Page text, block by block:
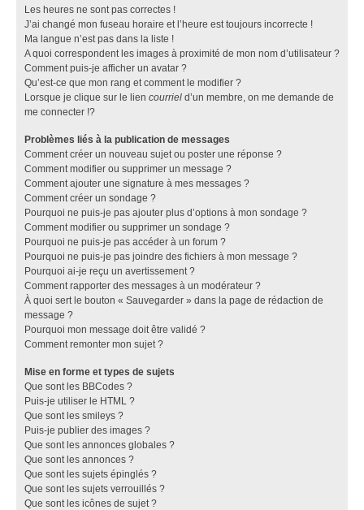
Les heures ne sont pas correctes !
J’ai changé mon fuseau horaire et l’heure est toujours incorrecte !
Ma langue n’est pas dans la liste !
A quoi correspondent les images à proximité de mon nom d’utilisateur ?
Comment puis-je afficher un avatar ?
Qu’est-ce que mon rang et comment le modifier ?
Lorsque je clique sur le lien courriel d’un membre, on me demande de
me connecter !?
Problèmes liés à la publication de messages
Comment créer un nouveau sujet ou poster une réponse ?
Comment modifier ou supprimer un message ?
Comment ajouter une signature à mes messages ?
Comment créer un sondage ?
Pourquoi ne puis-je pas ajouter plus d’options à mon sondage ?
Comment modifier ou supprimer un sondage ?
Pourquoi ne puis-je pas accéder à un forum ?
Pourquoi ne puis-je pas joindre des fichiers à mon message ?
Pourquoi ai-je reçu un avertissement ?
Comment rapporter des messages à un modérateur ?
À quoi sert le bouton « Sauvegarder » dans la page de rédaction de
message ?
Pourquoi mon message doit être validé ?
Comment remonter mon sujet ?
Mise en forme et types de sujets
Que sont les BBCodes ?
Puis-je utiliser le HTML ?
Que sont les smileys ?
Puis-je publier des images ?
Que sont les annonces globales ?
Que sont les annonces ?
Que sont les sujets épinglés ?
Que sont les sujets verrouillés ?
Que sont les icônes de sujet ?